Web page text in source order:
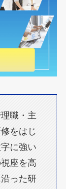
職・主
をはじ
に強い
座を高
った研